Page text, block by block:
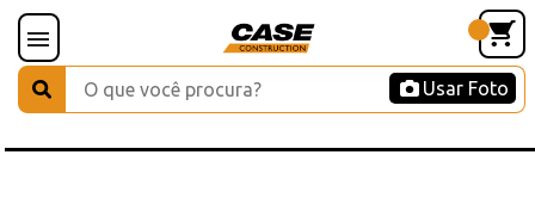
Usar Foto